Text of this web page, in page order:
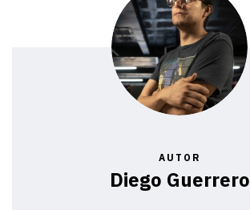
AUTOR
Diego Guerrero